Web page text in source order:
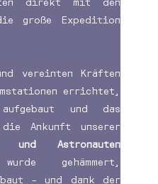
große Expedition
vereinten Kräften
errichtet,
aufgebaut und das
Ankunft unserer
und Astronauten
gehämmert,
– und dank der